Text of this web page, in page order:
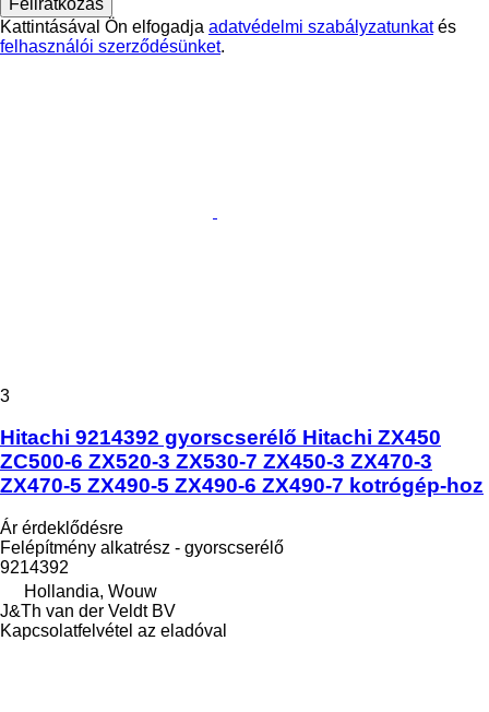
Kattintásával Ön elfogadja adatvédelmi szabályzatunkatés
felhasználói szerződésünket.
3
Hitachi 9214392 gyorscserélő Hitachi ZX450
ZC500-6 ZX520-3 ZX530-7 ZX450-3 ZX470-3
ZX470-5 ZX490-5 ZX490-6 ZX490-7 kotrógép-hoz
Ár érdeklődésre
Felépítmény alkatrész - gyorscserélő
9214392
Hollandia, Wouw
J&Th van der Veldt BV
Kapcsolatfelvétel az eladóval